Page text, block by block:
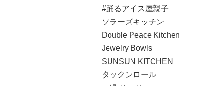
#踊るアイス屋親子
ソラーズキッチン
Double Peace Kitchen
Jewelry Bowls
SUNSUN KITCHEN
タックンロール